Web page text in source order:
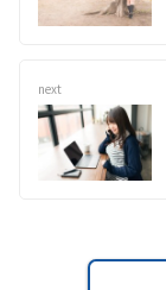
next